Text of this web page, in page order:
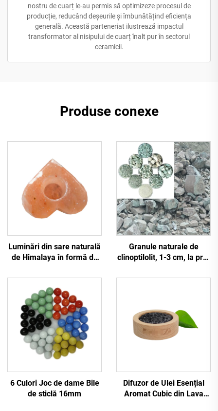
nostru de cuarț le-au permis să optimizeze procesul de
producție, reducând deșeurile și îmbunătățind eficiența
generală. Această parteneriat ilustrează impactul
transformator al nisipului de cuarț înalt pur în sectorul
ceramicii.
Produse conexe
Luminări din sare naturală
de Himalaya în formă de
purtător de lumânări de
înaltă calitate, săruri
naturale din Himalaya,
luminări din sare
Granule naturale de
clinoptilolit, 1-3 cm, la preț
purificarea apei
6 Culori Joc de dame Bile
de sticlă 16mm
Difuzor de Ulei Esențial
Aromat Cubic din Lava